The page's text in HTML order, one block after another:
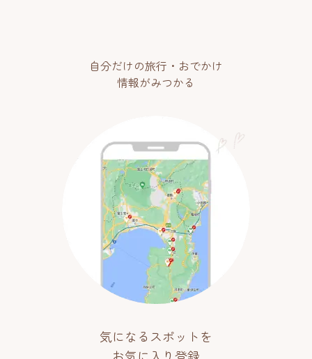
自分だけの旅行・おでかけ
情報がみつかる
気になるスポットを
お気に入り登録